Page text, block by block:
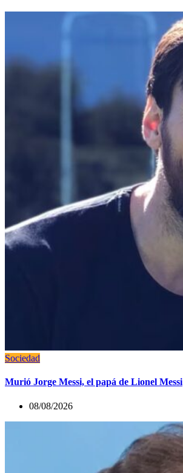
Sociedad
Murió Jorge Messi, el papá de Lionel Messi
08/08/2026